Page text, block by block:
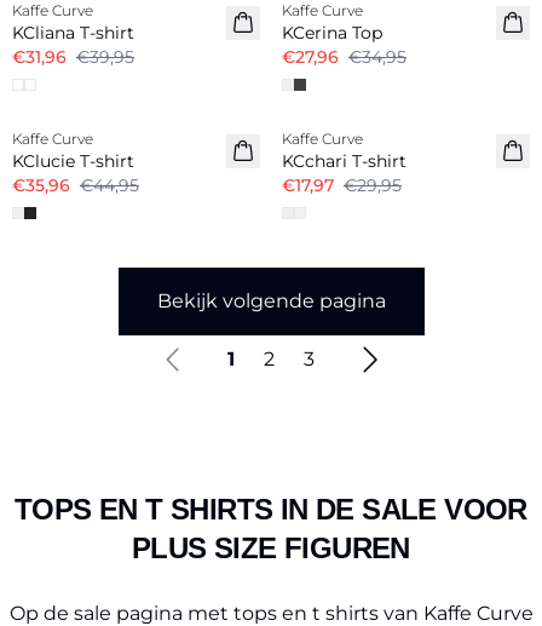
Kaffe Curve
KCliana T-shirt
€31,96 €39,95
Kaffe Curve
KCerina Top
€27,96 €34,95
-20%
Kaffe Curve
KClucie T-shirt
€35,96 €44,95
-40%
Kaffe Curve
KCchari T-shirt
€17,97 €29,95
Bekijk volgende pagina
1 2 3
TOPS EN T SHIRTS IN DE SALE VOOR
PLUS SIZE FIGUREN
Op de sale pagina met tops en t shirts van Kaffe Curve